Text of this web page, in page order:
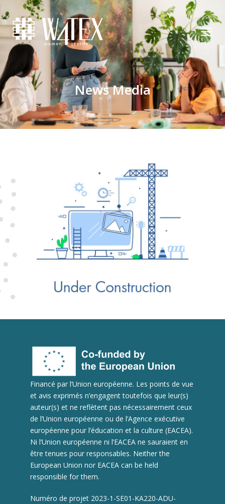
News Media
Financé par l’Union européenne. Les points de vue
et avis exprimés n’engagent toutefois que leur(s)
auteur(s) et ne reflètent pas nécessairement ceux
de l’Union européenne ou de l’Agence exécutive
européenne pour l’éducation et la culture (EACEA).
Ni l’Union européenne ni l’EACEA ne sauraient en
être tenues pour responsables. Neither the
European Union nor EACEA can be held
responsible for them.
Numéro de projet 2023-1-SE01-KA220-ADU-